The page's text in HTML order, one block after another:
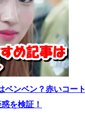
ベンベン？赤いコート
を検証！